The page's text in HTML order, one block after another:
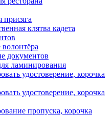
присяга
клятва кадета
документов
ламинирования
удостоверение, корочка
удостоверение, корочка
пропуска, корочка